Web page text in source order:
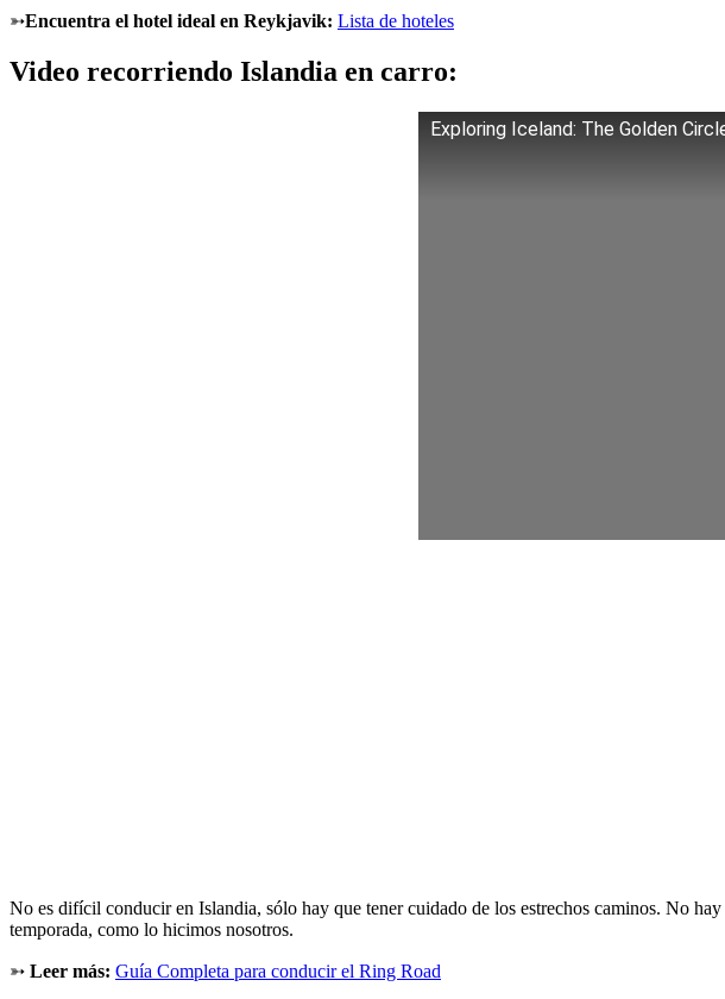
➳Encuentra el hotel ideal en Reykjavik: Lista de hoteles
Video recorriendo Islandia en carro:
Exploring Iceland: The Golden
No es difícil conducir en Islandia, sólo hay que tener cuidado de los estrechos caminos. No
temporada, como lo hicimos nosotros.
➳ Leer más: Guía Completa para conducir el Ring Road